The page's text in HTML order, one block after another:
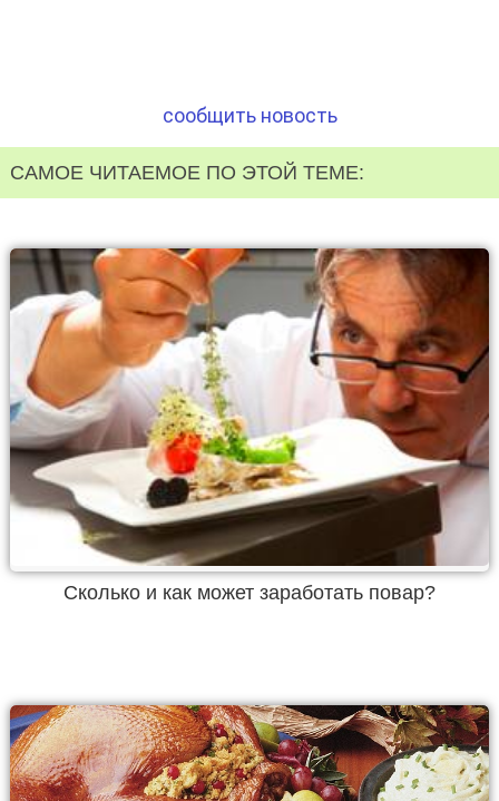
сообщить новость
САМОЕ ЧИТАЕМОЕ ПО ЭТОЙ ТЕМЕ:
Сколько и как может заработать повар?